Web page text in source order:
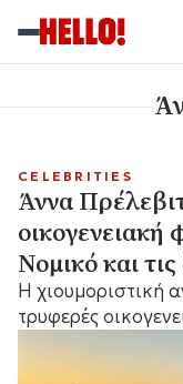
CELEBRITIES
Άννα
Νομικό και
Η χιουμοριστική
τρυφερές